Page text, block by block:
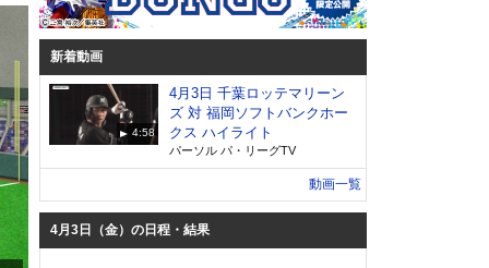
新着動画
4:58
4月3日 千葉ロッテマリーン
ズ 対 福岡ソフトバンクホー
クス ハイライト
パーソル パ・リーグTV
動画一覧
4月3日（金）の日程・結果